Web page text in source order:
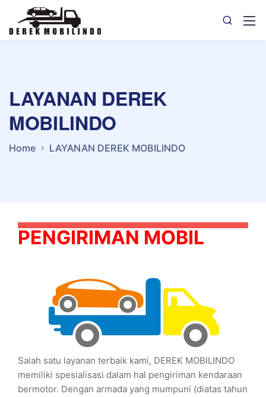
LAYANAN DEREK
MOBILINDO
Home LAYANAN DEREK MOBILINDO
PENGIRIMAN MOBIL
Salah satu layanan terbaik kami, DEREK MOBILINDO
memiliki spesialisasi dalam hal pengiriman kendaraan
bermotor. Dengan armada yang mumpuni (diatas tahun